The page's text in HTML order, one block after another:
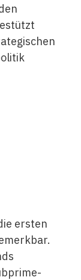
ersten